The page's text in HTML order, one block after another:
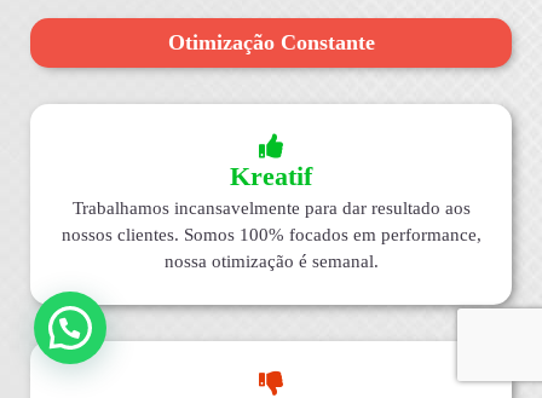
Otimização Constante
Kreatif
Trabalhamos incansavelmente para dar resultado aos
nossos clientes. Somos 100% focados em performance,
nossa otimização é semanal.